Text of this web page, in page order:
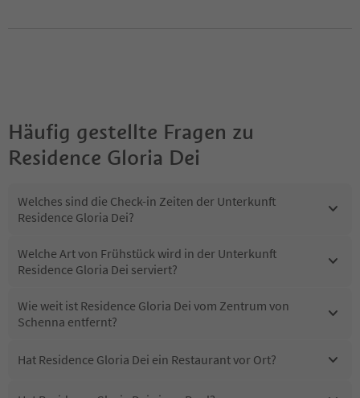
Häufig gestellte Fragen zu
Residence Gloria Dei
Welches sind die Check-in Zeiten der Unterkunft
Residence Gloria Dei?
Welche Art von Frühstück wird in der Unterkunft
Residence Gloria Dei serviert?
Wie weit ist Residence Gloria Dei vom Zentrum von
Schenna entfernt?
Hat Residence Gloria Dei ein Restaurant vor Ort?